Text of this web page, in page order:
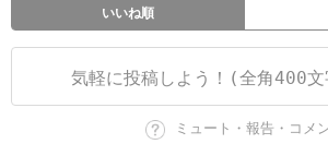
いいね順
ミュート・報告・コメ